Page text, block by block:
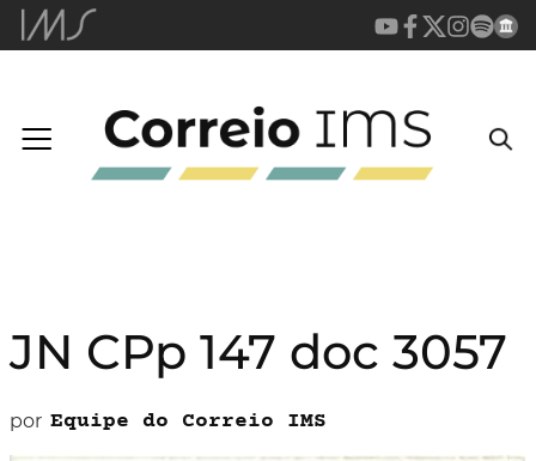
JN CPp 147 doc 3057
por Equipe do Correio IMS